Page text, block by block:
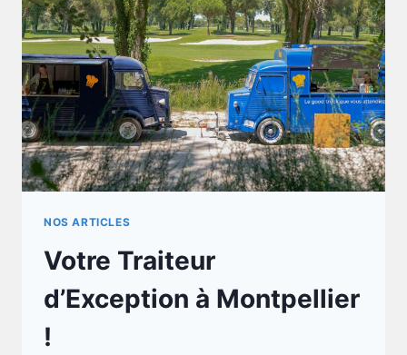
!
NOS ARTICLES
Votre Traiteur
d’Exception à Montpellier
!